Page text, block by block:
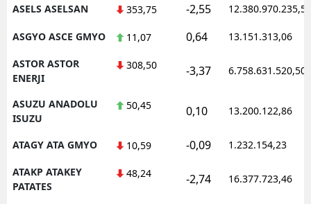
ASELS ASELSAN 353,75 -2,55 12.380.970.235,50
ASGYO ASCE GMYO 11,07 0,64 13.151.313,06
ASTOR ASTOR
ENERJI
308,50 -3,37 6.758.631.520,50
ASUZU ANADOLU
ISUZU
50,45 0,10 13.200.122,86
ATAGY ATA GMYO 10,59 -0,09 1.232.154,23
ATAKP ATAKEY
PATATES
48,24 -2,74 16.377.723,46